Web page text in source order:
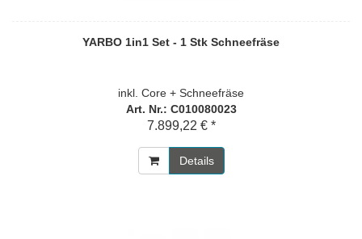
YARBO 1in1 Set - 1 Stk Schneefräse
inkl. Core + Schneefräse
Art. Nr.: C010080023
7.899,22 € *
Details